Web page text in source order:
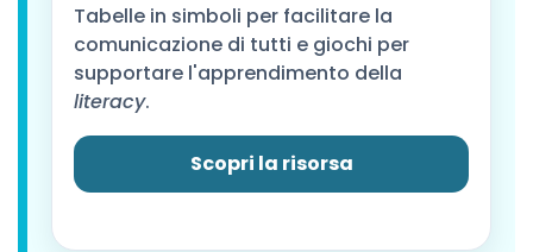
Tabelle in simboli per facilitare la
comunicazione di tutti e giochi per
supportare l'apprendimento della
literacy.
Scopri la risorsa